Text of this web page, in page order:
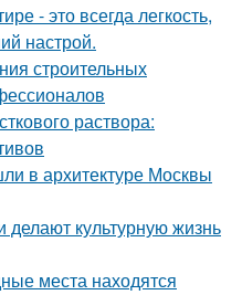
- это всегда легкость,
настрой.
строительных
раствора:
в архитектуре Москвы
культурную жизнь
места находятся